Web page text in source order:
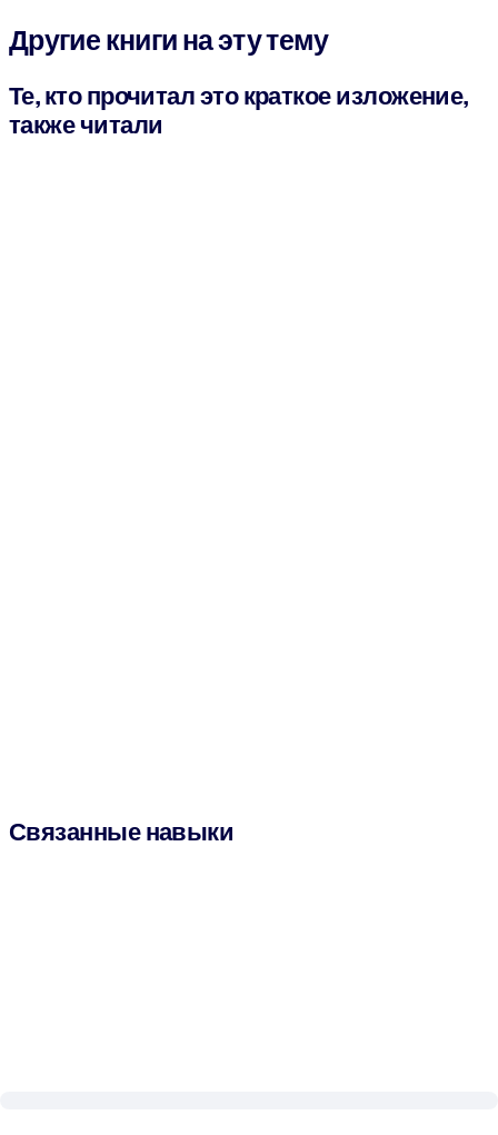
Другие книги на эту тему
Те, кто прочитал это краткое изложение,
также читали
Связанные навыки